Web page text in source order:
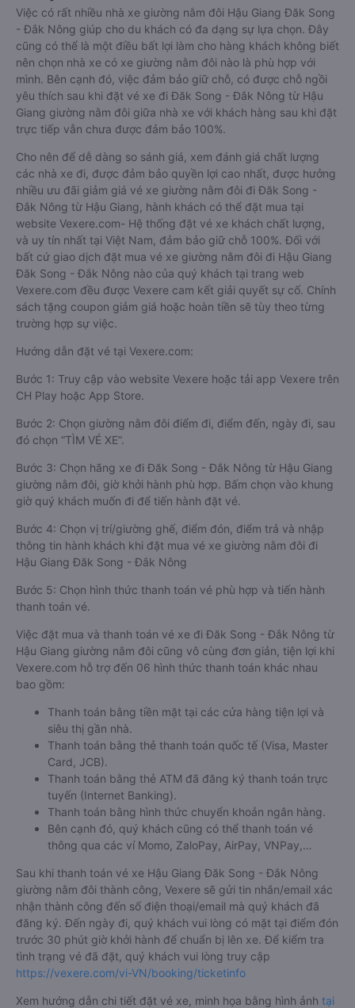
Việc có rất nhiều nhà xe giường nằm đôi Hậu Giang Đăk Song
- Đắk Nông giúp cho du khách có đa dạng sự lựa chọn. Đây
cũng có thể là một điều bất lợi làm cho hàng khách không biết
nên chọn nhà xe có xe giường nằm đôi nào là phù hợp với
mình. Bên cạnh đó, việc đảm bảo giữ chỗ, có được chỗ ngồi
yêu thích sau khi đặt vé xe đi Đăk Song - Đắk Nông từ Hậu
Giang giường nằm đôi giữa nhà xe với khách hàng sau khi đặt
trực tiếp vẫn chưa được đảm bảo 100%.
Cho nên để dễ dàng so sánh giá, xem đánh giá chất lượng
các nhà xe đi, được đảm bảo quyền lợi cao nhất, được hưởng
nhiều ưu đãi giảm giá vé xe giường nằm đôi đi Đăk Song -
Đắk Nông từ Hậu Giang, hành khách có thể đặt mua tại
website Vexere.com- Hệ thống đặt vé xe khách chất lượng,
và uy tín nhất tại Việt Nam, đảm bảo giữ chỗ 100%. Đối với
bất cứ giao dịch đặt mua vé xe giường nằm đôi đi Hậu Giang
Đăk Song - Đắk Nông nào của quý khách tại trang web
Vexere.com đều được Vexere cam kết giải quyết sự cố. Chính
sách tặng coupon giảm giá hoặc hoàn tiền sẽ tùy theo từng
trường hợp sự việc.
Hướng dẫn đặt vé tại Vexere.com:
Bước 1: Truy cập vào website Vexere hoặc tải app Vexere trên
CH Play hoặc App Store.
Bước 2: Chọn giường nằm đôi điểm đi, điểm đến, ngày đi, sau
đó chọn “TÌM VÉ XE”.
Bước 3: Chọn hãng xe đi Đăk Song - Đắk Nông từ Hậu Giang
giường nằm đôi, giờ khởi hành phù hợp. Bấm chọn vào khung
giờ quý khách muốn đi để tiến hành đặt vé.
Bước 4: Chọn vị trí/giường ghế, điểm đón, điểm trả và nhập
thông tin hành khách khi đặt mua vé xe giường nằm đôi đi
Hậu Giang Đăk Song - Đắk Nông
Bước 5: Chọn hình thức thanh toán vé phù hợp và tiến hành
thanh toán vé.
Việc đặt mua và thanh toán vé xe đi Đăk Song - Đắk Nông từ
Hậu Giang giường nằm đôi cũng vô cùng đơn giản, tiện lợi khi
Vexere.com hỗ trợ đến 06 hình thức thanh toán khác nhau
bao gồm:
Thanh toán bằng tiền mặt tại các cửa hàng tiện lợi và
siêu thị gần nhà.
Thanh toán bằng thẻ thanh toán quốc tế (Visa, Master
Card, JCB).
Thanh toán bằng thẻ ATM đã đăng ký thanh toán trực
tuyến (Internet Banking).
Thanh toán bằng hình thức chuyển khoản ngân hàng.
Bên cạnh đó, quý khách cũng có thể thanh toán vé
thông qua các ví Momo, ZaloPay, AirPay, VNPay,…
Sau khi thanh toán vé xe Hậu Giang Đăk Song - Đắk Nông
giường nằm đôi thành công, Vexere sẽ gửi tin nhắn/email xác
nhận thành công đến số điện thoại/email mà quý khách đã
đăng ký. Đến ngày đi, quý khách vui lòng có mặt tại điểm đón
trước 30 phút giờ khởi hành để chuẩn bị lên xe. Để kiểm tra
tình trạng vé đã đặt, quý khách vui lòng truy cập
https://vexere.com/vi-VN/booking/ticketinfo
Xem hướng dẫn chi tiết đặt vé xe, minh họa bằng hình ảnh tại